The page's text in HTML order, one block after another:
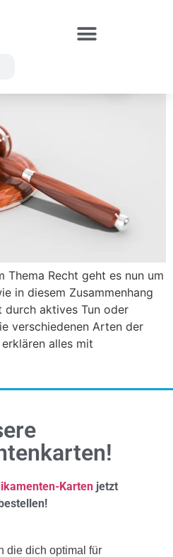
Thema Recht geht es nun um
in diesem Zusammenhang
durch aktives Tun oder
verschiedenen Arten der
alles mit
Kartenjetzt
die dich optimal für